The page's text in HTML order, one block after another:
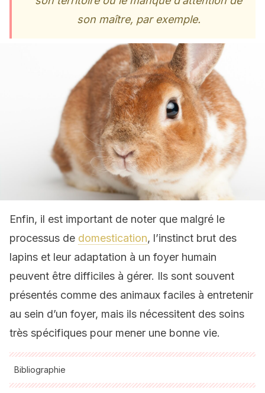
son maître, par exemple.
Enfin, il est important de noter que malgré le
processus de domestication, l’instinct brut des
lapins et leur adaptation à un foyer humain
peuvent être difficiles à gérer. Ils sont souvent
présentés comme des animaux faciles à entretenir
au sein d’un foyer, mais ils nécessitent des soins
très spécifiques pour mener une bonne vie.
Bibliographie
Toutes les sources citées ont été examinées en profondeur